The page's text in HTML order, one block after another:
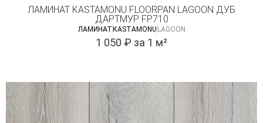
ЛАМИНАТ KASTAMONU FLOORPAN LAGOON ДУБ
ДАРТМУР FP710
ЛАМИНАТКASTAMONU LAGOON
1 050 ₽ за 1 м²